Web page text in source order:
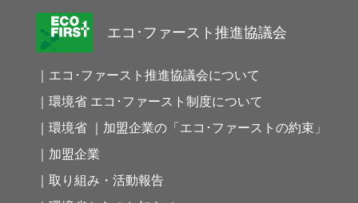
エコ･ファースト推進協議会
｜エコ･ファースト推進協議会について
｜環境省 エコ･ファースト制度について
｜環境省 ｜加盟企業の「エコ･ファーストの約束」
｜加盟企業
｜取り組み・活動報告